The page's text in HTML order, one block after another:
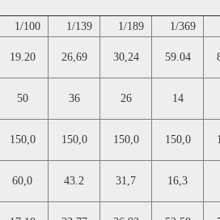
1/100 1/139 1/189 1/369
19.20 26,69 30,24 59.04
50 36 26 14
150,0 150,0 150,0 150,0
60,0 43.2 31,7 16,3